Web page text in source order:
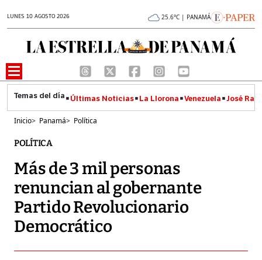
LUNES 10 AGOSTO 2026 25.6°C | PANAMÁ
Últimas Noticias La Llorona Venezuela José
Inicio> Panamá> Política
POLÍTICA
Más de 3 mil personas
renuncian al gobernante
Partido Revolucionario
Democrático